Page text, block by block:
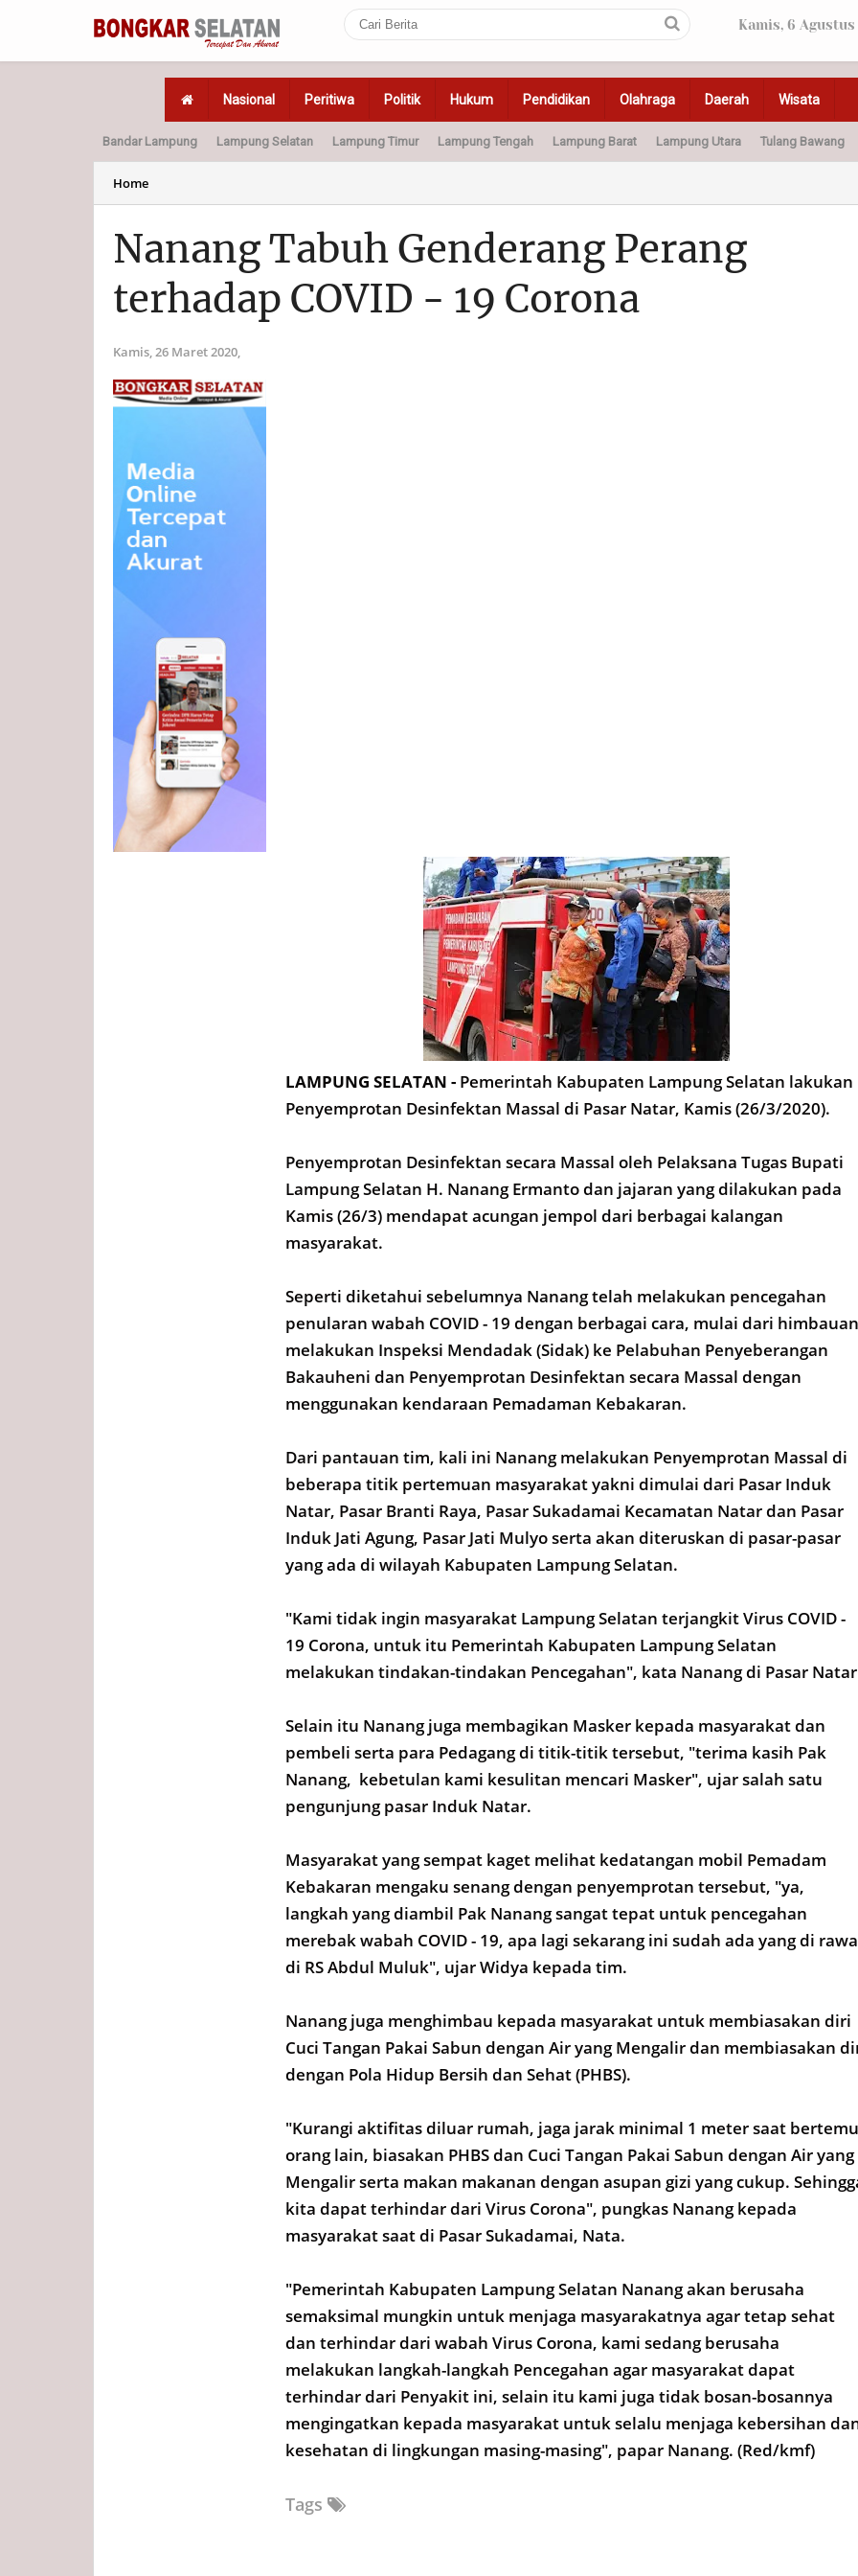
Kamis, 6 Agustus
Nasional Peritiwa Politik Hukum Pendidikan Olahraga Daerah Wisata
Home Politik Hukum Peristiwa Olahraga Pendidikan Otomotif
Bandar Lampung Lampung Selatan Lampung Timur Lampung Tengah Lampung Barat Lampung Utara Tulang Bawang
Home
Nanang Tabuh Genderang Perang
terhadap COVID - 19 Corona
Kamis, 26 Maret 2020,
LAMPUNG SELATAN - Pemerintah Kabupaten Lampung Selatan lakukan
Penyemprotan Desinfektan Massal di Pasar Natar, Kamis (26/3/2020).
Penyemprotan Desinfektan secara Massal oleh Pelaksana Tugas Bupati
Lampung Selatan H. Nanang Ermanto dan jajaran yang dilakukan pada
Kamis (26/3) mendapat acungan jempol dari berbagai kalangan
masyarakat.
Seperti diketahui sebelumnya Nanang telah melakukan pencegahan
penularan wabah COVID - 19 dengan berbagai cara, mulai dari
melakukan Inspeksi Mendadak (Sidak) ke Pelabuhan Penyeberangan
Bakauheni dan Penyemprotan Desinfektan secara Massal dengan
menggunakan kendaraan Pemadaman Kebakaran.
Dari pantauan tim, kali ini Nanang melakukan Penyemprotan Massal di
beberapa titik pertemuan masyarakat yakni dimulai dari Pasar Induk
Natar, Pasar Branti Raya, Pasar Sukadamai Kecamatan Natar dan Pasar
Induk Jati Agung, Pasar Jati Mulyo serta akan diteruskan di pasar-pasar
yang ada di wilayah Kabupaten Lampung Selatan.
"Kami tidak ingin masyarakat Lampung Selatan terjangkit Virus COVID -
19 Corona, untuk itu Pemerintah Kabupaten Lampung Selatan
melakukan tindakan-tindakan Pencegahan", kata Nanang di Pasar
Selain itu Nanang juga membagikan Masker kepada masyarakat dan
pembeli serta para Pedagang di titik-titik tersebut, "terima kasih Pak
Nanang, kebetulan kami kesulitan mencari Masker", ujar salah satu
pengunjung pasar Induk Natar.
Masyarakat yang sempat kaget melihat kedatangan mobil Pemadam
Kebakaran mengaku senang dengan penyemprotan tersebut, "ya,
langkah yang diambil Pak Nanang sangat tepat untuk pencegahan
merebak wabah COVID - 19, apa lagi sekarang ini sudah ada yang di
di RS Abdul Muluk", ujar Widya kepada tim.
Nanang juga menghimbau kepada masyarakat untuk membiasakan diri
Cuci Tangan Pakai Sabun dengan Air yang Mengalir dan membiasakan
dengan Pola Hidup Bersih dan Sehat (PHBS).
"Kurangi aktifitas diluar rumah, jaga jarak minimal 1 meter saat bertemu
orang lain, biasakan PHBS dan Cuci Tangan Pakai Sabun dengan Air yang
Mengalir serta makan makanan dengan asupan gizi yang cukup.
kita dapat terhindar dari Virus Corona", pungkas Nanang kepada
masyarakat saat di Pasar Sukadamai, Nata.
"Pemerintah Kabupaten Lampung Selatan Nanang akan berusaha
semaksimal mungkin untuk menjaga masyarakatnya agar tetap sehat
dan terhindar dari wabah Virus Corona, kami sedang berusaha
melakukan langkah-langkah Pencegahan agar masyarakat dapat
terhindar dari Penyakit ini, selain itu kami juga tidak bosan-bosannya
mengingatkan kepada masyarakat untuk selalu menjaga kebersihan
kesehatan di lingkungan masing-masing", papar Nanang. (Red/kmf)
Tags